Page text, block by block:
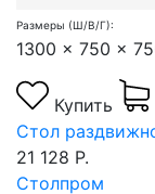
Размеры (Ш/В/Г):
1300 x 750 x
Купить
Стол
21 128 Р.
Столпром